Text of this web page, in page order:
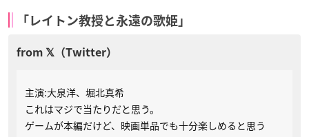
「レイトン教授と永遠の歌姫」
主演:大泉洋、堀北真希
これはマジで当たりだと思う。
ゲームが本編だけど、映画単品でも十分楽しめると思う